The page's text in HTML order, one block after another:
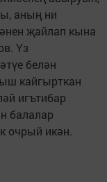
аның ни
җайлап кына
Үз
белән
кайгырткан
игътибар
балалар
очрый икән.